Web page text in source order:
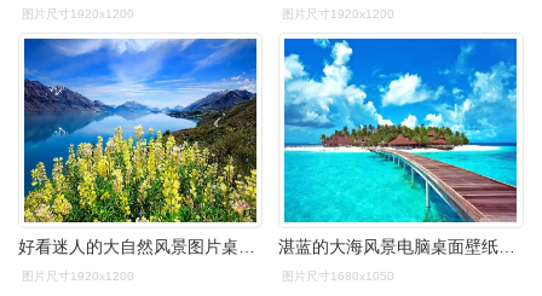
图片尺寸1920x1200 图片尺寸1920x1200
好看迷人的大自然风景图片桌面壁纸
图片尺寸1920x1200
湛蓝的大海风景电脑桌面壁纸下载
图片尺寸1680x1050